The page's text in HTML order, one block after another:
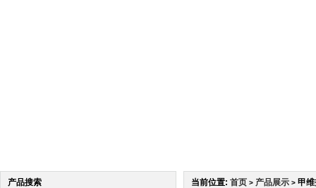
产品搜索 当前位置: 首页 > 产品展示 > 甲